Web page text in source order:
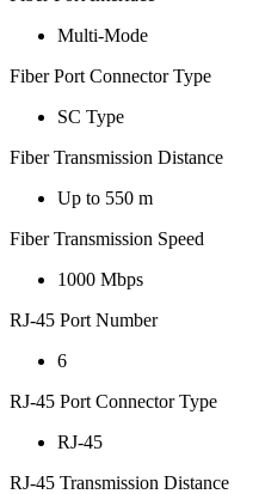
Multi-Mode
Fiber Port Connector Type
SC Type
Fiber Transmission Distance
Up to 550 m
Fiber Transmission Speed
1000 Mbps
RJ-45 Port Number
6
RJ-45 Port Connector Type
RJ-45
RJ-45 Transmission Distance